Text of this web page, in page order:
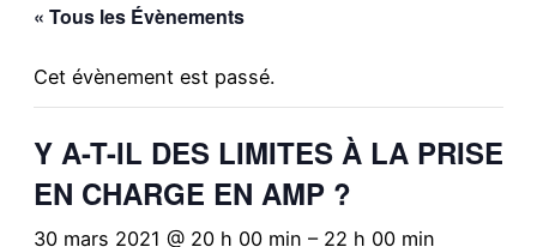
« Tous les Évènements
Cet évènement est passé.
Y A-T-IL DES LIMITES À LA PRISE
EN CHARGE EN AMP ?
30 mars 2021 @ 20 h 00 min – 22 h 00 min